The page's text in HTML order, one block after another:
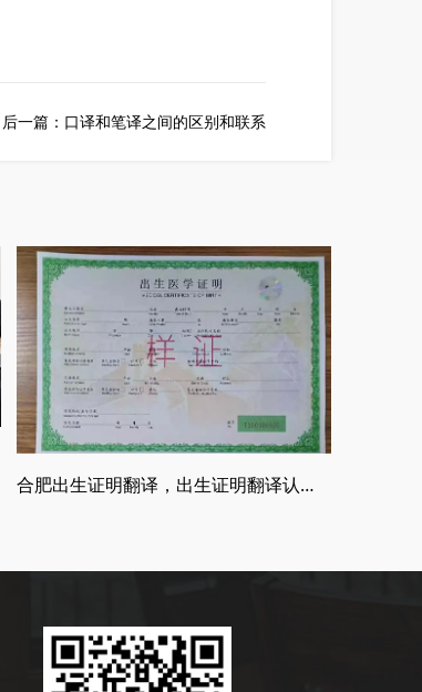
后一篇： 口译和笔译之间的区别和联系
合肥出生证明翻译，出生证明翻译认证流程